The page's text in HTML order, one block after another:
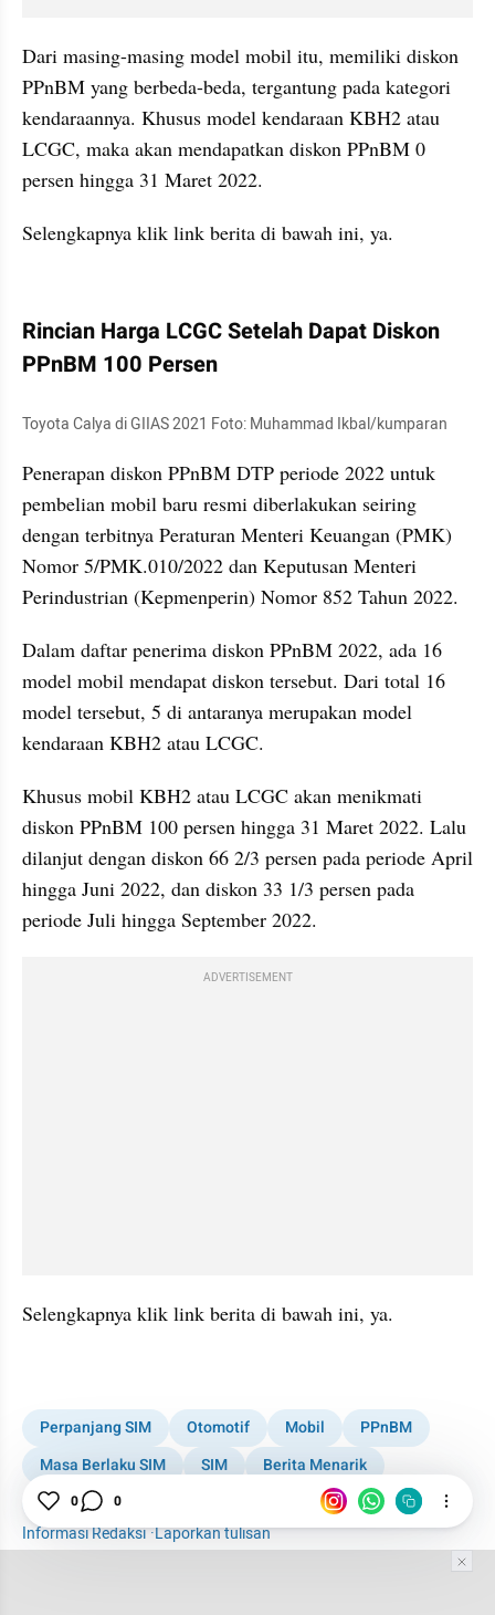
Dari masing-masing model mobil itu, memiliki diskon
PPnBM yang berbeda-beda, tergantung pada kategori
kendaraannya. Khusus model kendaraan KBH2 atau
LCGC, maka akan mendapatkan diskon PPnBM 0
persen hingga 31 Maret 2022.
Selengkapnya klik link berita di bawah ini, ya.
Rincian Harga LCGC Setelah Dapat Diskon
PPnBM 100 Persen
Toyota Calya di GIIAS 2021 Foto: Muhammad Ikbal/kumparan
Penerapan diskon PPnBM DTP periode 2022 untuk
pembelian mobil baru resmi diberlakukan seiring
dengan terbitnya Peraturan Menteri Keuangan (PMK)
Nomor 5/PMK.010/2022 dan Keputusan Menteri
Perindustrian (Kepmenperin) Nomor 852 Tahun 2022.
Dalam daftar penerima diskon PPnBM 2022, ada 16
model mobil mendapat diskon tersebut. Dari total 16
model tersebut, 5 di antaranya merupakan model
kendaraan KBH2 atau LCGC.
Khusus mobil KBH2 atau LCGC akan menikmati
diskon PPnBM 100 persen hingga 31 Maret 2022. Lalu
dilanjut dengan diskon 66 2/3 persen pada periode April
hingga Juni 2022, dan diskon 33 1/3 persen pada
periode Juli hingga September 2022.
ADVERTISEMENT
Selengkapnya klik link berita di bawah ini, ya.
Perpanjang SIM Otomotif Mobil
PPnBM
Masa Berlaku SIM
SIM
Berita Menarik
Diskon PPnBM
Informasi Redaksi·Laporkan tulisan
0 0